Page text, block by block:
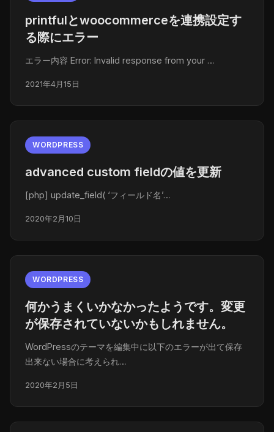
printfulとwoocommerceを連携設定す
る際にエラー
エラー内容 Error: Invalid response from your …
2021年4月15日
WORDPRESS
advanced custom fieldの値を更新
[php] update_field( ‘フィールド名’…
2020年2月10日
WORDPRESS
何かうまくいかなかったようです。変更
が保存されていないかもしれません。
WordPressのテーマを編集中に以下のエラーが出て保存
出来ない場合に考えられ…
2020年2月5日